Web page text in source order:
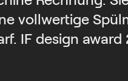
vollwertige
IF design award